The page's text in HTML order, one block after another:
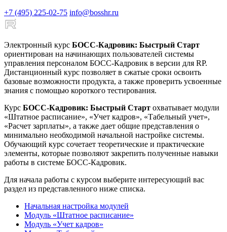
+7 (495) 225-02-75 info@bosshr.ru
Электронный курс БОСС-Кадровик: Быстрый Старт
ориентирован на начинающих пользователей системы
управления персоналом БОСС-Кадровик в версии для RP.
Дистанционный курс позволяет в сжатые сроки освоить
базовые возможности продукта, а также проверить усвоенные
знания с помощью короткого тестирования.
Курс БОСС-Кадровик: Быстрый Старт охватывает модули
«Штатное расписание», «Учет кадров», «Табельный учет»,
«Расчет зарплаты», а также дает общие представления о
минимально необходимой начальной настройке системы.
Обучающий курс сочетает теоретические и практические
элементы, которые позволяют закрепить полученные навыки
работы в системе БОСС-Кадровик.
Для начала работы с курсом выберите интересующий вас
раздел из представленного ниже списка.
Начальная настройка модулей
Модуль «Штатное расписание»
Модуль «Учет кадров»